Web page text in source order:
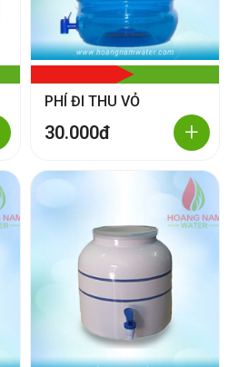
PHÍ ĐI THU VỎ
30.000đ +